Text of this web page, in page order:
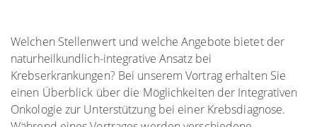
Welchen Stellenwert und welche Angebote bietet der
naturheilkundlich-integrative Ansatz bei
Krebserkrankungen? Bei unserem Vortrag erhalten Sie
einen Überblick über die Möglichkeiten der Integrativen
Onkologie zur Unterstützung bei einer Krebsdiagnose.